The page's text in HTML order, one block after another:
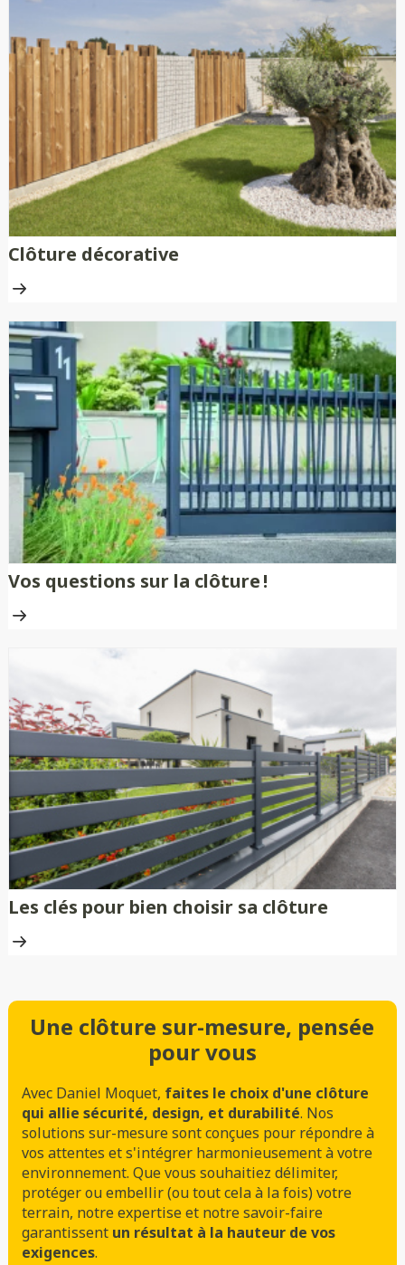
Clôture décorative
Vos questions sur la clôture !
Les clés pour bien choisir sa clôture
Une clôture sur-mesure, pensée
pour vous
Avec Daniel Moquet, faites le choix d'une clôture
qui allie sécurité, design, et durabilité. Nos
solutions sur-mesure sont conçues pour répondre à
vos attentes et s'intégrer harmonieusement à votre
environnement. Que vous souhaitiez délimiter,
protéger ou embellir (ou tout cela à la fois) votre
terrain, notre expertise et notre savoir-faire
garantissent un résultat à la hauteur de vos
exigences.